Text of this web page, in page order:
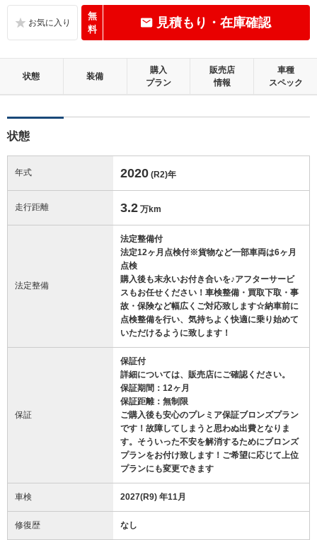
無
料
見積もり・在庫確認
状態 装備
購入
プラン
販売店
情報
車種
スペック
状態
年式 2020 (R2)年
走行距離 3.2 万km
法定整備
法定整備付
法定12ヶ月点検付※貨物など一部車両は6ヶ月
点検
購入後も末永いお付き合いを♪アフターサービ
スもお任せください！車検整備・買取下取・事
故・保険など幅広くご対応致します☆納車前に
点検整備を行い、気持ちよく快適に乗り始めて
いただけるように致します！
保証
保証付
詳細については、販売店にご確認ください。
保証期間：12ヶ月
保証距離：無制限
ご購入後も安心のプレミア保証ブロンズプラン
です！故障してしまうと思わぬ出費となりま
す。そういった不安を解消するためにブロンズ
プランをお付け致します！ご希望に応じて上位
プランにも変更できます
車検 2027(R9) 年11月
修復歴 なし